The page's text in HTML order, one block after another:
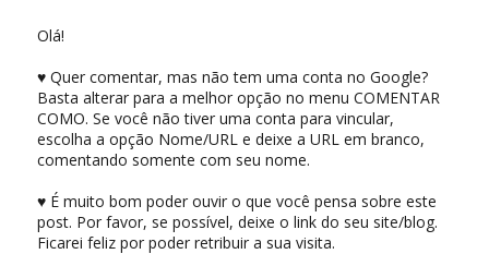
Olá!
♥ Quer comentar, mas não tem uma conta no Google?
Basta alterar para a melhor opção no menu COMENTAR
COMO. Se você não tiver uma conta para vincular,
escolha a opção Nome/URL e deixe a URL em branco,
comentando somente com seu nome.
♥ É muito bom poder ouvir o que você pensa sobre este
post. Por favor, se possível, deixe o link do seu site/blog.
Ficarei feliz por poder retribuir a sua visita.